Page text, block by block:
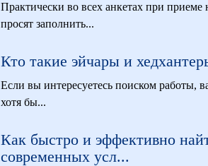
Практически во всех анкетах при приеме
просят заполнить...
Кто такие эйчары и
Если вы интересуетесь поиском работы,
хотя бы...
Как быстро и эффективно
современных усл...